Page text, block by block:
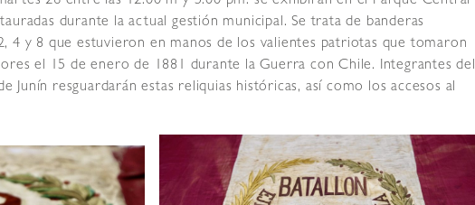
durante la actual gestión municipal. Se trata de banderas
4 y 8 que estuvieron en manos de los valientes patriotas que tomaron
el 15 de enero de 1881 durante la Guerra con Chile. Integrantes del
Junín resguardarán estas reliquias históricas, así como los accesos al